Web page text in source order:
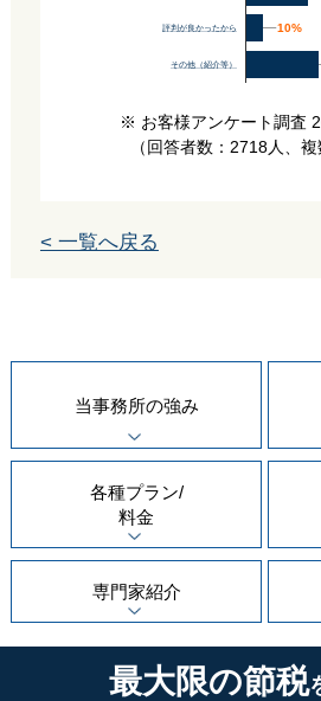
評判が良かったから
その他（紹介等）
10%
10%
※ お客様アンケート調査
（回答者数：2718人、複
< 一覧へ戻る
当事務所の強み
各種プラン/
料金
専門家紹介
最大限の節税